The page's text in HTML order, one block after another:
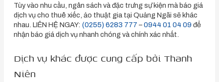
Tùy vào nhu cầu, ngân sách và đặc trưng sự kiện mà báo giá
dịch vụ cho thuê xiếc, ảo thuật gia tại Quảng Ngãi sẽ khác
nhau. LIÊN HỆ NGAY: (0255) 6283 777 –0944 01 04 09 để
nhận báo giá dịch vụ nhanh chóng và chính xác nhất.
Dịch vụ khác được cung cấp bởi Thanh
Niên